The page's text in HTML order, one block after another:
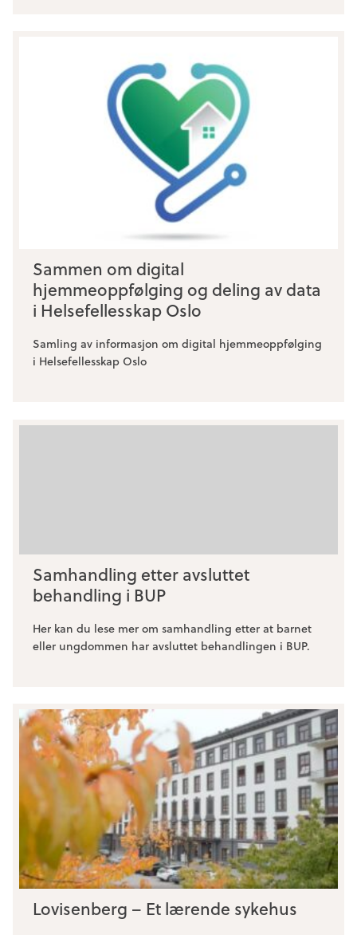
Sammen om digital
hjemmeoppfølging og deling av data
i Helsefellesskap Oslo
Samling av informasjon om digital hjemmeoppfølging
i Helsefellesskap Oslo
Samhandling etter avsluttet
behandling i BUP
Her kan du lese mer om samhandling etter at barnet
eller ungdommen har avsluttet behandlingen i BUP.
Lovisenberg – Et lærende sykehus